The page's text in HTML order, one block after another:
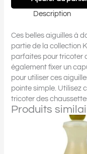
Description
Ces belles aiguilles à
partie de la collection
parfaites pour tricoter
également fixer un
pour utiliser ces
pointe simple. Utilisez
tricoter des
Produits
Ce
produit